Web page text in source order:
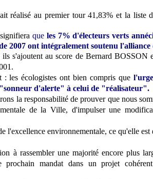
réalisé au premier tour 41,83% et la liste
que les 7% d'électeurs verts
2007 ont intégralement soutenu l'alliance
s'ajoutent au score de Bernard BOSSON
: les écologistes ont bien compris que
"sonneur d'alerte" à celui de "réalisateur".
la responsabilité de prouver que nous
de la Ville, d'impulser une
environnementale, ce qu'elle est
à rassembler une majorité encore plus
mandat dans un projet